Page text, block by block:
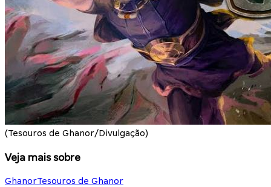
(Tesouros de Ghanor/Divulgação)
Veja mais sobre
GhanorTesouros de Ghanor